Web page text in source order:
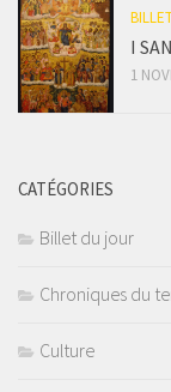
I
1
CATÉGORIES
Billet du jour
Chroniques du
Culture